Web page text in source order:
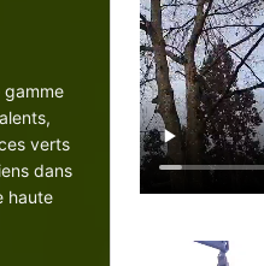
gamme
verts
dans
haute